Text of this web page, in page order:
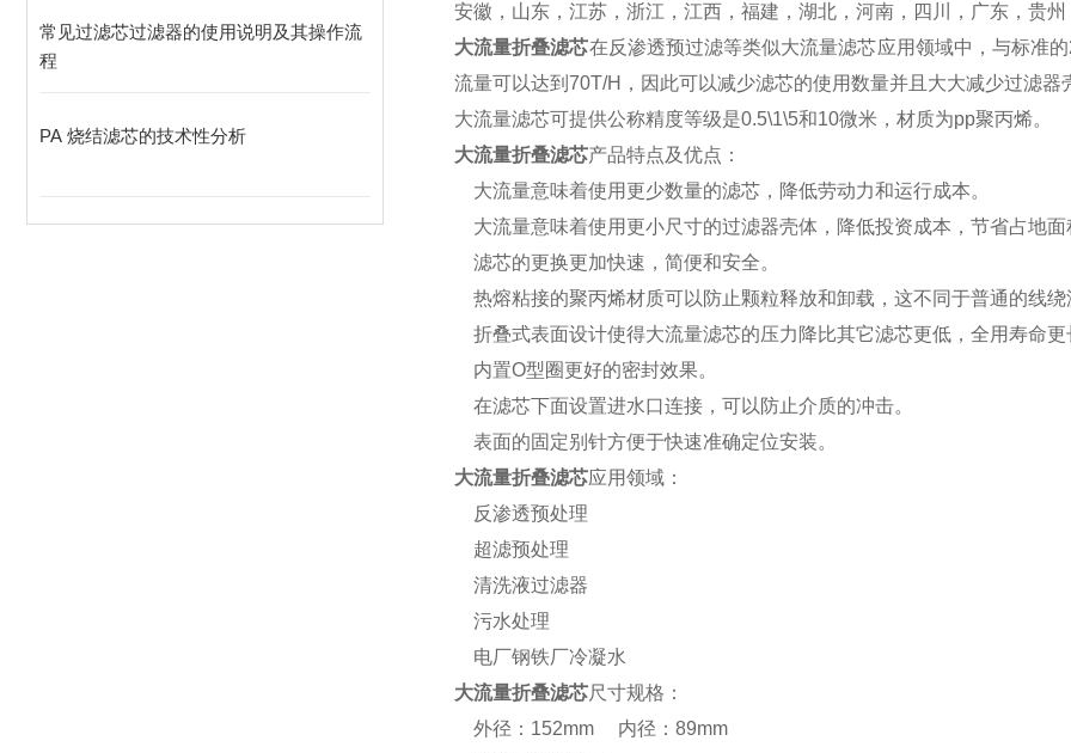
常见过滤芯过滤器的使用说明及其操作流
程
PA 烧结滤芯的技术性分析
安徽，山东，江苏，浙江，江西，福建，湖北，河南，四川，广东，贵
大流量折叠滤芯在反渗透预过滤等类似大流量滤芯应用领域中，与标准
流量可以达到70T/H，因此可以减少滤芯的使用数量并且大大减少过滤器
大流量滤芯可提供公称精度等级是0.5\1\5和10微米，材质为pp聚丙烯。
大流量折叠滤芯产品特点及优点：
大流量意味着使用更少数量的滤芯，降低劳动力和运行成本。
大流量意味着使用更小尺寸的过滤器壳体，降低投资成本，节省占地面
滤芯的更换更加快速，简便和安全。
热熔粘接的聚丙烯材质可以防止颗粒释放和卸载，这不同于普通的线绕
折叠式表面设计使得大流量滤芯的压力降比其它滤芯更低，全用寿命更
内置O型圈更好的密封效果。
在滤芯下面设置进水口连接，可以防止介质的冲击。
表面的固定别针方便于快速准确定位安装。
大流量折叠滤芯应用领域：
反渗透预处理
超滤预处理
清洗液过滤器
污水处理
电厂钢铁厂冷凝水
大流量折叠滤芯尺寸规格：
外径：152mm 内径：89mm